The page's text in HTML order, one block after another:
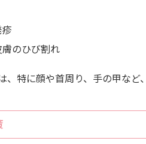
疹
のひび割れ
、特に顔や首周り、手の甲など